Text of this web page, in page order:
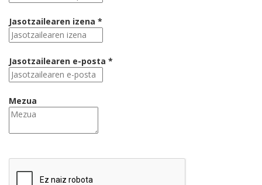
Jasotzailearen izena *
Jasotzailearen e-posta *
Mezua